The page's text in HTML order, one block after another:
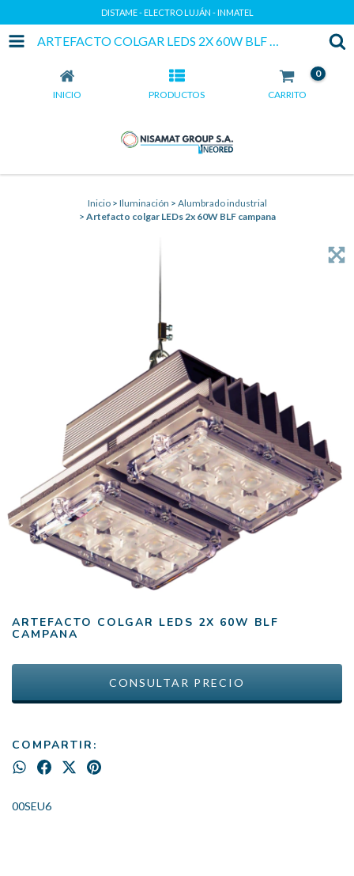
DISTAME - ELECTRO LUJÁN - INMATEL
ARTEFACTO COLGAR LEDS 2X 60W BLF CAMPANA
INICIO PRODUCTOS CARRITO
0
Inicio > Iluminación > Alumbrado industrial
> Artefacto colgar LEDs 2x 60W BLF campana
ARTEFACTO COLGAR LEDS 2X 60W BLF
CAMPANA
COMPARTIR:
00SEU6